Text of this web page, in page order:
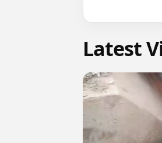
Latest